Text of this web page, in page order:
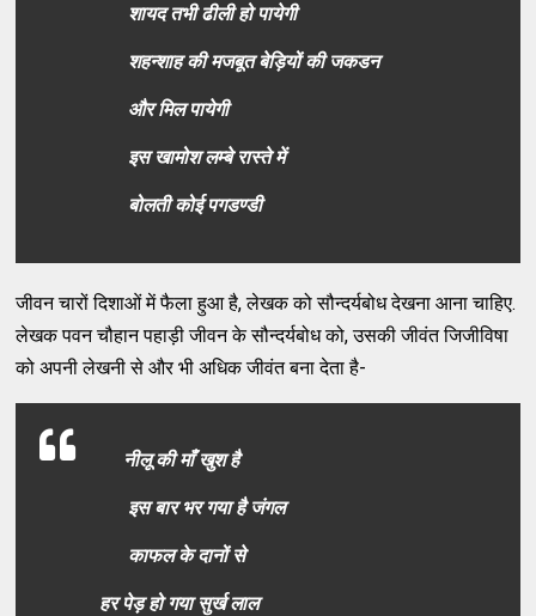
शायद तभी ढीली हो पायेगी
शहन्शाह की मजबूत बेड़ियों की जकडन
और मिल पायेगी
इस खामोश लम्बे रास्ते में
बोलती कोई पगडण्डी
जीवन चारों दिशाओं में फैला हुआ है, लेखक को सौन्दर्यबोध देखना आना चाहिए.
लेखक पवन चौहान पहाड़ी जीवन के सौन्दर्यबोध को, उसकी जीवंत जिजीविषा
को अपनी लेखनी से और भी अधिक जीवंत बना देता है-
नीलू की माँ खुश है
इस बार भर गया है जंगल
काफल के दानों से
हर पेड़ हो गया सुर्ख लाल